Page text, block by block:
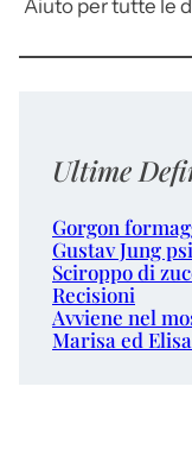
Aiuto per tutte le
Ultime
Gorgon
Gustav Jung
Sciroppo di
Recisioni
Avviene nel
Marisa ed